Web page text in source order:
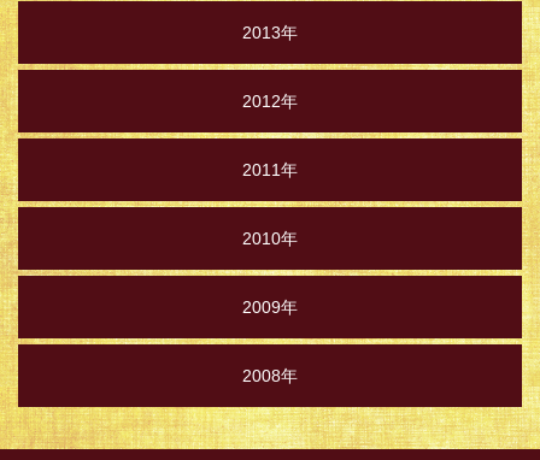
2013年
2012年
2011年
2010年
2009年
2008年